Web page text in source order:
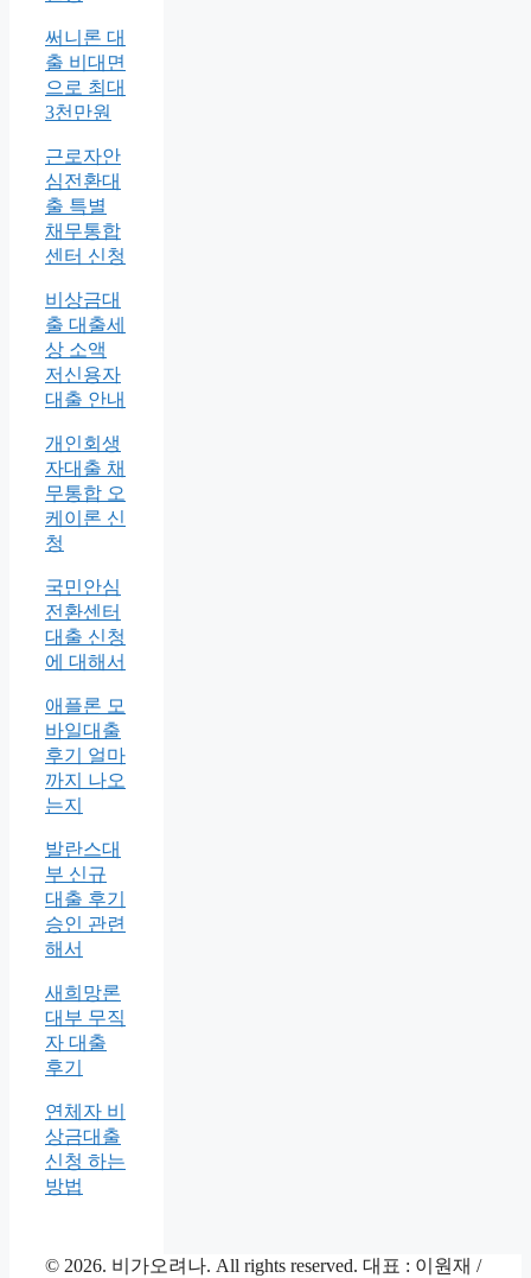
써니론 대
출 비대면
으로 최대
3천만원
근로자안
심전환대
출 특별
채무통합
센터 신청
비상금대
출 대출세
상 소액
저신용자
대출 안내
개인회생
자대출 채
무통합 오
케이론 신
청
국민안심
전환센터
대출 신청
에 대해서
애플론 모
바일대출
후기 얼마
까지 나오
는지
발란스대
부 신규
대출 후기
승인 관련
해서
새희망론
대부 무직
자 대출
후기
연체자 비
상금대출
신청 하는
방법
© 2026. 비가오려나. All rights reserved. 대표 : 이원재 /